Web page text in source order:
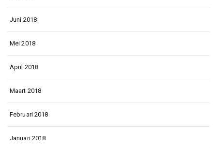
Juni 2018
Mei 2018
April 2018
Maart 2018
Februari 2018
Januari 2018